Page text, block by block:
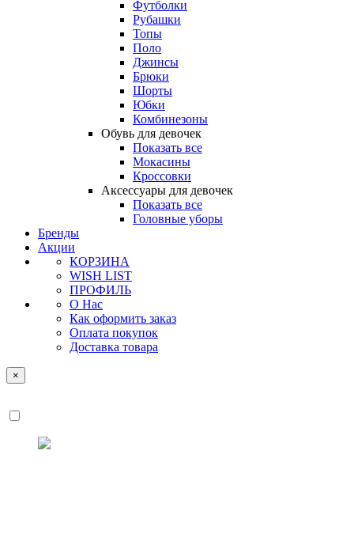
Футболки
Рубашки
Топы
Поло
Джинсы
Брюки
Шорты
Юбки
Комбинезоны
Обувь для девочек
Показать все
Мокасины
Кроссовки
Аксессуары для девочек
Показать все
Головные уборы
Бренды
Акции
КОРЗИНА
WISH LIST
ПРОФИЛЬ
О Нас
Как оформить заказ
Оплата покупок
Доставка товара
×